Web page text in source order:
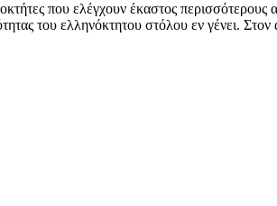
που ελέγχουν έκαστος περισσότερους
του ελληνόκτητου στόλου εν γένει. Στον